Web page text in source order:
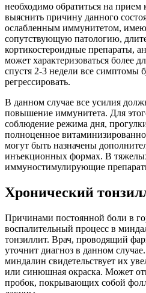
необходимо обратиться на прием
выяснить причину данного
ослабленным иммунитетом,
сопутствующую патологию,
кортикостероидные препараты,
может характеризоваться более
спустя 2-3 недели все симптомы
регрессировать.
В данном случае все усилия
повышение иммунитета. Для
соблюдение режима дня,
полноценное
могут быть назначены
инъекционных формах. В
иммуностимулирующие
Хронический
Причинами постоянной боли в
воспалительный процесс в
тонзиллит. Врач, проводящий
уточнит диагноз в данном
миндалин свидетельствует их
или синюшная окраска. Может
пробок, покрывающих собой